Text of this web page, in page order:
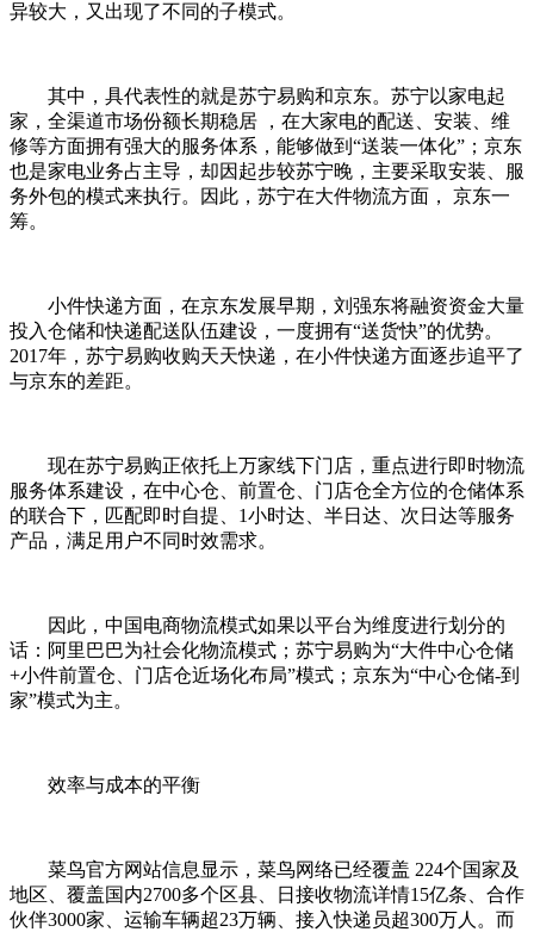
异较大，又出现了不同的子模式。
其中，具代表性的就是苏宁易购和京东。苏宁以家电起
家，全渠道市场份额长期稳居 ，在大家电的配送、安装、维
修等方面拥有强大的服务体系，能够做到“送装一体化”；京东
也是家电业务占主导，却因起步较苏宁晚，主要采取安装、服
务外包的模式来执行。因此，苏宁在大件物流方面， 京东一
筹。
小件快递方面，在京东发展早期，刘强东将融资资金大量
投入仓储和快递配送队伍建设，一度拥有“送货快”的优势。
2017年，苏宁易购收购天天快递，在小件快递方面逐步追平了
与京东的差距。
现在苏宁易购正依托上万家线下门店，重点进行即时物流
服务体系建设，在中心仓、前置仓、门店仓全方位的仓储体系
的联合下，匹配即时自提、1小时达、半日达、次日达等服务
产品，满足用户不同时效需求。
因此，中国电商物流模式如果以平台为维度进行划分的
话：阿里巴巴为社会化物流模式；苏宁易购为“大件中心仓储
+小件前置仓、门店仓近场化布局”模式；京东为“中心仓储-到
家”模式为主。
效率与成本的平衡
菜鸟官方网站信息显示，菜鸟网络已经覆盖 224个国家及
地区、覆盖国内2700多个区县、日接收物流详情15亿条、合作
伙伴3000家、运输车辆超23万辆、接入快递员超300万人。而